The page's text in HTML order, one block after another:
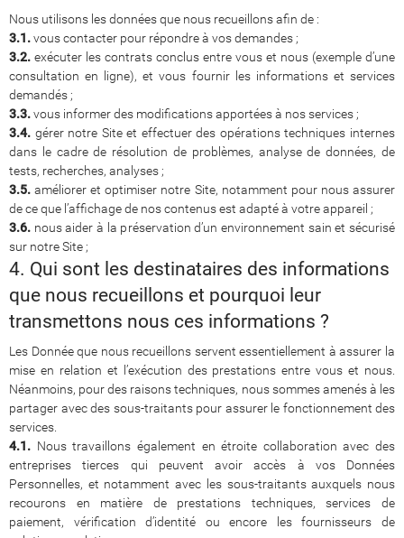
Nous utilisons les données que nous recueillons afin de :
3.1.vous contacter pour répondre à vos demandes ;
3.2. exécuter les contrats conclus entre vous et nous (exemple d’une
consultation en ligne), et vous fournir les informations et services
demandés ;
3.3.vous informer des modifications apportées à nos services ;
3.4. gérer notre Site et effectuer des opérations techniques internes
dans le cadre de résolution de problèmes, analyse de données, de
tests, recherches, analyses ;
3.5. améliorer et optimiser notre Site, notamment pour nous assurer
de ce que l’affichage de nos contenus est adapté à votre appareil ;
3.6. nous aider à la préservation d’un environnement sain et sécurisé
sur notre Site ;
4. Qui sont les destinataires des informations
que nous recueillons et pourquoi leur
transmettons nous ces informations ?
Les Donnée que nous recueillons servent essentiellement à assurer la
mise en relation et l’exécution des prestations entre vous et nous.
Néanmoins, pour des raisons techniques, nous sommes amenés à les
partager avec des sous-traitants pour assurer le fonctionnement des
services.
4.1. Nous travaillons également en étroite collaboration avec des
entreprises tierces qui peuvent avoir accès à vos Données
Personnelles, et notamment avec les sous-traitants auxquels nous
recourons en matière de prestations techniques, services de
paiement, vérification d’identité ou encore les fournisseurs de